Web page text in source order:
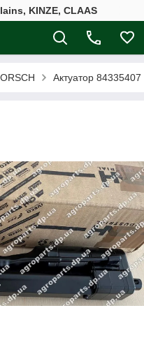
KINZE, CLAAS
Актуатор